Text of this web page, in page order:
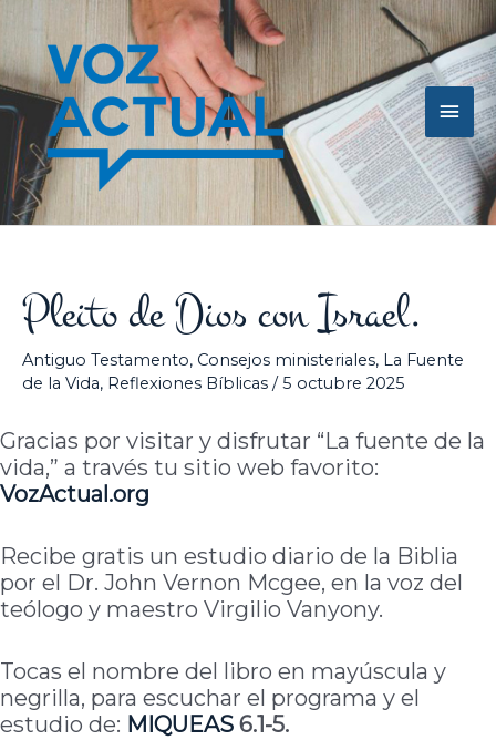
contenido
Pleito de Dios con Israel.
Antiguo Testamento, Consejos ministeriales, La Fuente
de la Vida, Reflexiones Bíblicas /5 octubre 2025
Gracias por visitar y disfrutar “La fuente de la
vida,” a través tu sitio web favorito:
VozActual.org
Recibe gratis un estudio diario de la Biblia
por el Dr. John Vernon Mcgee, en la voz del
teólogo y maestro Virgilio Vanyony.
Tocas el nombre del libro en mayúscula y
negrilla, para escuchar el programa y el
estudio de: MIQUEAS 6.1-5.